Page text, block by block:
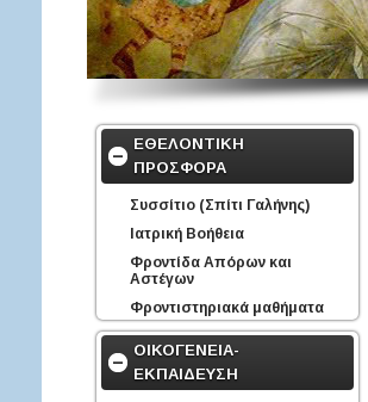
ΕΘΕΛΟΝΤΙΚΗ
ΠΡΟΣΦΟΡΑ
Συσσίτιο (Σπίτι Γαλήνης)
Ιατρική Βοήθεια
Φροντίδα Απόρων και
Αστέγων
Φροντιστηριακά μαθήματα
ΟΙΚΟΓΕΝΕΙΑ-
ΕΚΠΑΙΔΕΥΣΗ